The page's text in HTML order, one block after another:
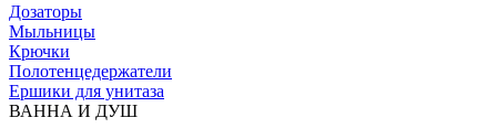
Дозаторы
Мыльницы
Крючки
Полотенцедержатели
Ершики для унитаза
ВАННА И ДУШ